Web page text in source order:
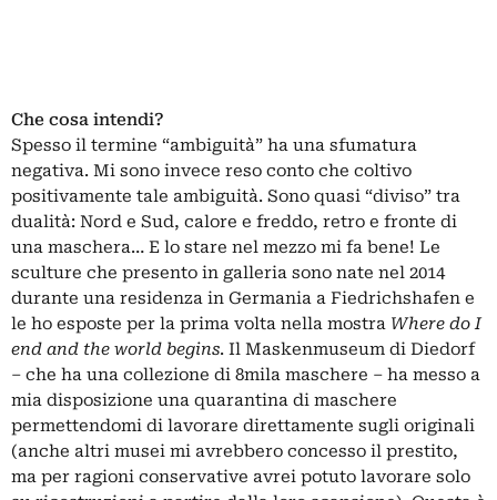
Che cosa intendi?
Spesso il termine “ambiguità” ha una sfumatura
negativa. Mi sono invece reso conto che coltivo
positivamente tale ambiguità. Sono quasi “diviso” tra
dualità: Nord e Sud, calore e freddo, retro e fronte di
una maschera… E lo stare nel mezzo mi fa bene! Le
sculture che presento in galleria sono nate nel 2014
durante una residenza in Germania a Fiedrichshafen e
le ho esposte per la prima volta nella mostra Where do I
end and the world begins. Il Maskenmuseum di Diedorf
‒ che ha una collezione di 8mila maschere ‒ ha messo a
mia disposizione una quarantina di maschere
permettendomi di lavorare direttamente sugli originali
(anche altri musei mi avrebbero concesso il prestito,
ma per ragioni conservative avrei potuto lavorare solo